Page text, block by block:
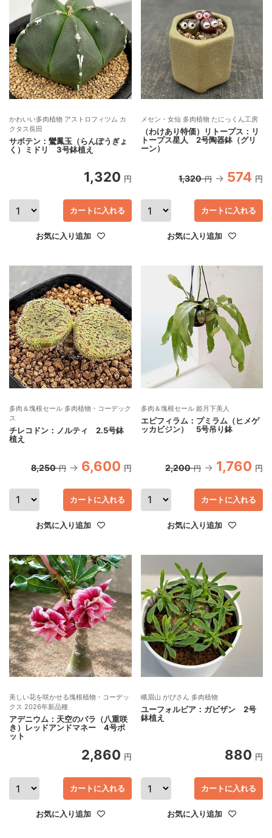
かわいい多肉植物 アストロフィツム カ
クタス長田
サボテン：鸞鳳玉（らんぽうぎょ
く）ミドリ 3号鉢植え
1,320 円
お気に入り追加
カートに入れる
メセン・女仙 多肉植物 たにっくん工房
（わけあり特価）リトープス：リ
トープス星人 2号陶器鉢（グリ
ーン）
1,320 円 574 円
お気に入り追加
カートに入れる
多肉＆塊根セール 多肉植物・コーデック
ス
チレコドン：ノルティ 2.5号鉢
植え
8,250 円 6,600 円
お気に入り追加
カートに入れる
多肉＆塊根セール 姫月下美人
エピフィラム：プミラム（ヒメゲ
ッカビジン） 5号吊り鉢
2,200 円 1,760 円
お気に入り追加
カートに入れる
美しい花を咲かせる塊根植物・コーデッ
クス 2026年新品種
アデニウム：天空のバラ（八重咲
き）レッドアンドマネー 4号ポ
ット
2,860 円
お気に入り追加
カートに入れる
峨眉山 がびさん 多肉植物
ユーフォルビア：ガビザン 2号
鉢植え
880 円
お気に入り追加
カートに入れる